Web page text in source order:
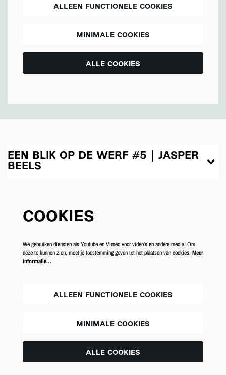
ALLEEN FUNCTIONELE COOKIES
MINIMALE COOKIES
ALLE COOKIES
EEN BLIK OP DE WERF #5 | JASPER
BEELS
COOKIES
We gebruiken diensten als Youtube en Vimeo voor video's en andere media. Om
deze te kunnen zien, moet je toestemming geven tot het plaatsen van cookies. Meer
informatie…
ALLEEN FUNCTIONELE COOKIES
MINIMALE COOKIES
ALLE COOKIES